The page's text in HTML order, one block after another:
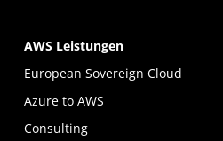
AWS Leistungen
European Sovereign Cloud
Azure to AWS
Consulting